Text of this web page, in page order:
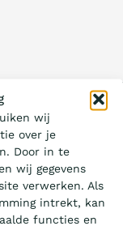
wij
over je
Door in te
wij gegevens
verwerken. Als
intrekt, kan
functies en